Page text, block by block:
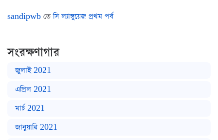
sandipwb তেসি ল্যাঙ্গুয়েজ প্রথম পর্ব
সংরক্ষণাগার
জুলাই 2021
এপ্রিল 2021
মার্চ 2021
জানুয়ারি 2021